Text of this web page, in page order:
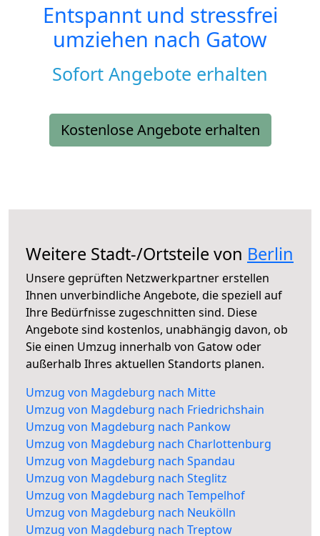
Entspannt und stressfrei
umziehen nach Gatow
Sofort Angebote erhalten
Kostenlose Angebote erhalten
Weitere Stadt-/Ortsteile von Berlin
Unsere geprüften Netzwerkpartner erstellen
Ihnen unverbindliche Angebote, die speziell auf
Ihre Bedürfnisse zugeschnitten sind. Diese
Angebote sind kostenlos, unabhängig davon, ob
Sie einen Umzug innerhalb von Gatow oder
außerhalb Ihres aktuellen Standorts planen.
Umzug von Magdeburg nach Mitte
Umzug von Magdeburg nach Friedrichshain
Umzug von Magdeburg nach Pankow
Umzug von Magdeburg nach Charlottenburg
Umzug von Magdeburg nach Spandau
Umzug von Magdeburg nach Steglitz
Umzug von Magdeburg nach Tempelhof
Umzug von Magdeburg nach Neukölln
Umzug von Magdeburg nach Treptow